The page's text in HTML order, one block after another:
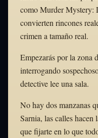
como Murder Mystery:
convierten rincones
crimen a tamaño real.
Empezarás por la zona
interrogando
detective lee una sala.
No hay dos manzanas
Sarnia, las calles hacen
que fijarte en lo que